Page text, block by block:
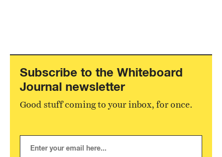
Subscribe to the Whiteboard
Journal newsletter
Good stuff coming to your inbox, for once.